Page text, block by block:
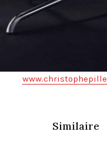
Similaire